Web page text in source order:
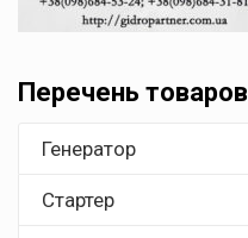
Перечень товаров
Генератор
Стартер